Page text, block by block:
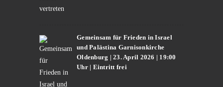
Gemeinsam für Frieden in Israel
und Palästina Garnisonkirche
Oldenburg | 23. April 2026 | 19:00
Uhr | Eintritt frei